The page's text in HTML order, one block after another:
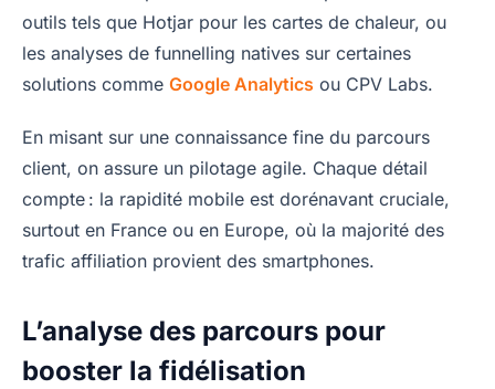
outils tels que Hotjar pour les cartes de chaleur, ou
les analyses de funnelling natives sur certaines
solutions comme Google Analytics ou CPV Labs.
En misant sur une connaissance fine du parcours
client, on assure un pilotage agile. Chaque détail
compte : la rapidité mobile est dorénavant cruciale,
surtout en France ou en Europe, où la majorité des
trafic affiliation provient des smartphones.
L’analyse des parcours pour
booster la fidélisation